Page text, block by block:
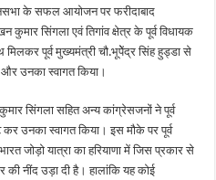
के सफल आयोजन पर फरीदाबाद
कुमार सिंगला एवं तिगांव क्षेत्र के पूर्व विधायक
पूर्व मुख्यमंत्री चौ.भूपेेंद्र सिंह हुड्डा से
उनका स्वागत किया।
सिंगला सहित अन्य कांग्रेसजनों ने पूर्व
उनका स्वागत किया। इस मौके पर पूर्व
जोड़ो यात्रा का हरियाणा में जिस प्रकार से
नींद उड़ा दी है। हालांकि यह कोई